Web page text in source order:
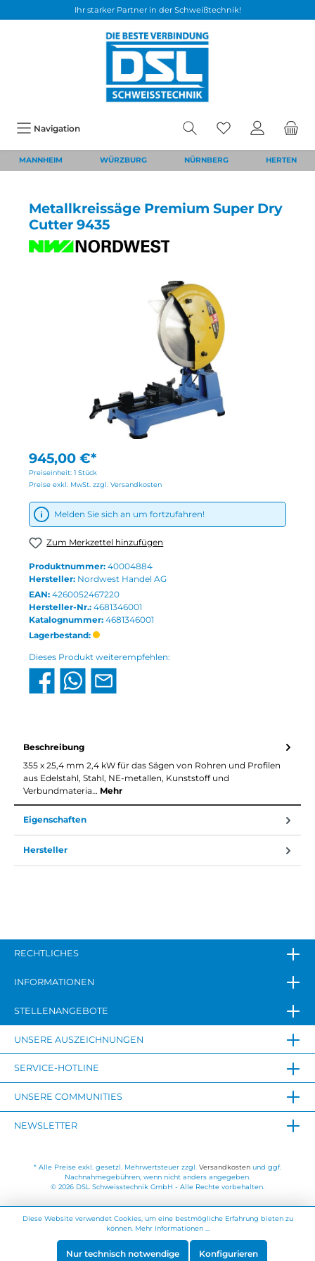
Ihr starker Partner in der Schweißtechnik!
Navigation
MANNHEIM WÜRZBURG NÜRNBERG HERTEN
Metallkreissäge Premium Super Dry
Cutter 9435
945,00 €*
Preiseinheit: 1 Stück
Preise exkl. MwSt. zzgl. Versandkosten
Melden Sie sich an um fortzufahren!
Zum Merkzettel hinzufügen
Produktnummer: 40004884
Hersteller: Nordwest Handel AG
EAN: 4260052467220
Hersteller-Nr.: 4681346001
Katalognummer: 4681346001
Lagerbestand:
Dieses Produkt weiterempfehlen:
Beschreibung
355 x 25,4 mm 2,4 kW für das Sägen von Rohren und Profilen
aus Edelstahl, Stahl, NE-metallen, Kunststoff und
Verbundmateria… Mehr
Eigenschaften
Hersteller
RECHTLICHES
INFORMATIONEN
STELLENANGEBOTE
UNSERE AUSZEICHNUNGEN
SERVICE-HOTLINE
UNSERE COMMUNITIES
NEWSLETTER
* Alle Preise exkl. gesetzl. Mehrwertsteuer zzgl. Versandkosten und ggf.
Nachnahmegebühren, wenn nicht anders angegeben.
© 2026 DSL Schweisstechnik GmbH - Alle Rechte vorbehalten.
Diese Website verwendet Cookies, um eine bestmögliche Erfahrung bieten zu
können. Mehr Informationen ...
Nur technisch notwendige Konfigurieren